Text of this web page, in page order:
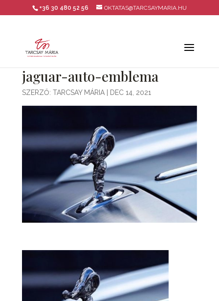
+36 30 480 52 56 OKTATAS@TARCSAYMARIA.HU
jaguar-auto-emblema
SZERZŐ: TARCSAY MÁRIA| DEC 14, 2021